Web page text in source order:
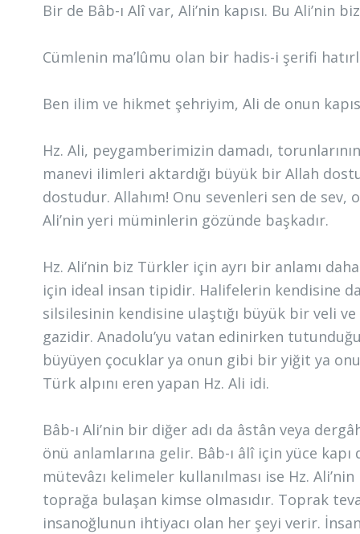
Bir de Bâb-ı Alî var, Ali’nin kapısı. Bu Ali’nin
Cümlenin ma’lûmu olan bir hadis-i şerifi
Ben ilim ve hikmet şehriyim, Ali de onun
Hz. Ali, peygamberimizin damadı,
manevi ilimleri aktardığı büyük bir Allah
dostudur. Allahım! Onu sevenleri sen de
Ali’nin yeri müminlerin gözünde başkadır.
Hz. Ali’nin biz Türkler için ayrı bir anlamı
için ideal insan tipidir. Halifelerin kendisine
silsilesinin kendisine ulaştığı büyük bir veli
gazidir. Anadolu’yu vatan edinirken
büyüyen çocuklar ya onun gibi bir yiğit ya
Türk alpını eren yapan Hz. Ali idi.
Bâb-ı Ali’nin bir diğer adı da âstân veya
önü anlamlarına gelir. Bâb-ı âlî için yüce
mütevâzı kelimeler kullanılması ise Hz.
toprağa bulaşan kimse olmasıdır. Toprak
insanoğlunun ihtiyacı olan her şeyi verir.